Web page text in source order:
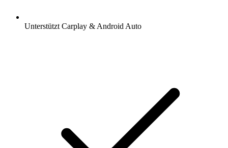
Unterstützt Carplay & Android Auto